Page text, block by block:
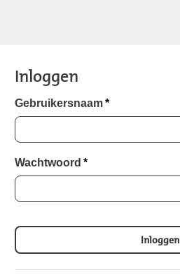
Inloggen
Gebruikersnaam *
Wachtwoord *
Inloggen